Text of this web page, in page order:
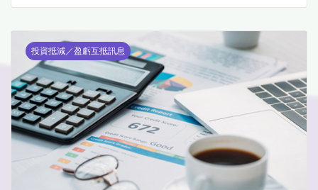
投資抵減／盈虧互抵訊息